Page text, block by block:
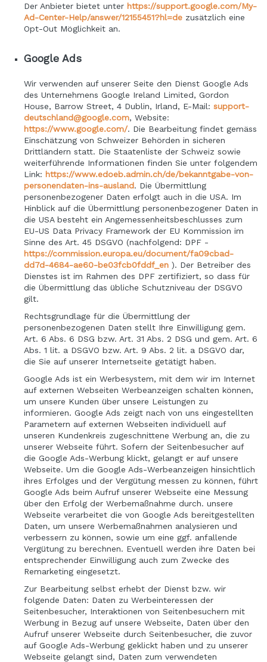
Der Anbieter bietet unter https://support.google.com/My-
Ad-Center-Help/answer/12155451?hl=de zusätzlich eine
Opt-Out Möglichkeit an.
Google Ads
Wir verwenden auf unserer Seite den Dienst Google Ads
des Unternehmens Google Ireland Limited, Gordon
House, Barrow Street, 4 Dublin, Irland, E-Mail: support-
deutschland@google.com, Website:
https://www.google.com/. Die Bearbeitung findet gemäss
Einschätzung von Schweizer Behörden in sicheren
Drittländern statt. Die Staatenliste der Schweiz sowie
weiterführende Informationen finden Sie unter folgendem
Link: https://www.edoeb.admin.ch/de/bekanntgabe-von-
personendaten-ins-ausland. Die Übermittlung
personenbezogener Daten erfolgt auch in die USA. Im
Hinblick auf die Übermittlung personenbezogener Daten in
die USA besteht ein Angemessenheitsbeschlusses zum
EU-US Data Privacy Framework der EU Kommission im
Sinne des Art. 45 DSGVO (nachfolgend: DPF -
https://commission.europa.eu/document/fa09cbad-
dd7d-4684-ae60-be03fcb0fddf_en ). Der Betreiber des
Dienstes ist im Rahmen des DPF zertifiziert, so dass für
die Übermittlung das übliche Schutzniveau der DSGVO
gilt.
Rechtsgrundlage für die Übermittlung der
personenbezogenen Daten stellt Ihre Einwilligung gem.
Art. 6 Abs. 6 DSG bzw. Art. 31 Abs. 2 DSG und gem. Art. 6
Abs. 1 lit. a DSGVO bzw. Art. 9 Abs. 2 lit. a DSGVO dar,
die Sie auf unserer Internetseite getätigt haben.
Google Ads ist ein Werbesystem, mit dem wir im Internet
auf externen Webseiten Werbeanzeigen schalten können,
um unsere Kunden über unsere Leistungen zu
informieren. Google Ads zeigt nach von uns eingestellten
Parametern auf externen Webseiten individuell auf
unseren Kundenkreis zugeschnittene Werbung an, die zu
unserer Webseite führt. Sofern der Seitenbesucher auf
die Google Ads-Werbung klickt, gelangt er auf unsere
Webseite. Um die Google Ads-Werbeanzeigen hinsichtlich
ihres Erfolges und der Vergütung messen zu können, führt
Google Ads beim Aufruf unserer Webseite eine Messung
über den Erfolg der Werbemaßnahme durch. unsere
Webseite verarbeitet die von Google Ads bereitgestellten
Daten, um unsere Werbemaßnahmen analysieren und
verbessern zu können, sowie um eine ggf. anfallende
Vergütung zu berechnen. Eventuell werden ihre Daten bei
entsprechender Einwilligung auch zum Zwecke des
Remarketing eingesetzt.
Zur Bearbeitung selbst erhebt der Dienst bzw. wir
folgende Daten: Daten zu Werbeinteressen der
Seitenbesucher, Interaktionen von Seitenbesuchern mit
Werbung in Bezug auf unsere Webseite, Daten über den
Aufruf unserer Webseite durch Seitenbesucher, die zuvor
auf Google Ads-Werbung geklickt haben und zu unserer
Webseite gelangt sind, Daten zum verwendeten